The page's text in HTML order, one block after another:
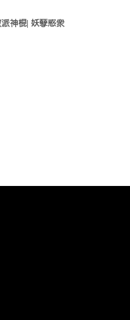
神棍| 妖孽惑眾